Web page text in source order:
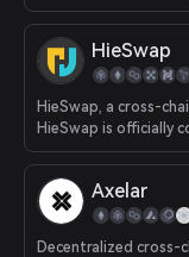
Ethereum app.
HieSwap
HieSwap, a cross-
HieSwap is officially
present, the protocol
OKXChain, Polygon
Axelar
Decentralized cross-